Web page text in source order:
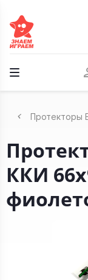
Протекторы
ККИ